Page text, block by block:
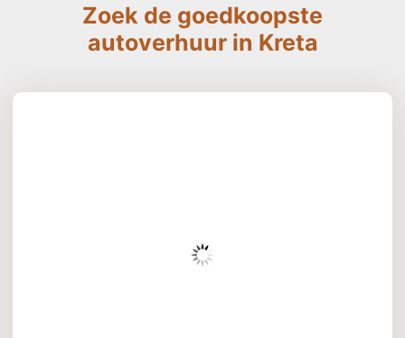
Zoek de goedkoopste
autoverhuur in Kreta